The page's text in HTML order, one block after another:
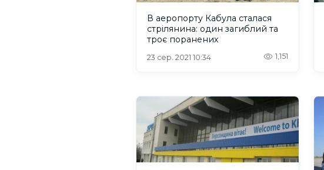
В аеропорту Кабула сталася
стрілянина: один загиблий та
троє поранених
23 сер. 2021 10:34 1,151